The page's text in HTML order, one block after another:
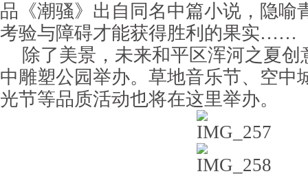
品《潮骚》出自同名中篇小说，隐喻
考验与障碍才能获得胜利的果实……
除了美景，未来和平区浑河之夏
中雕塑公园举办。草地音乐节、空中
光节等品质活动也将在这里举办。